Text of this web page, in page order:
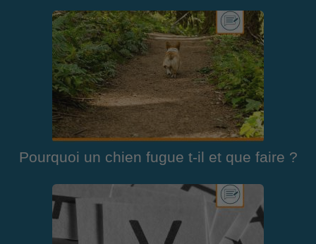
Pourquoi un chien fugue t-il et que faire ?